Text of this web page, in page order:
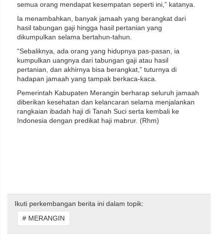
semua orang mendapat kesempatan seperti ini,” katanya.
Ia menambahkan, banyak jamaah yang berangkat dari
hasil tabungan gaji hingga hasil pertanian yang
dikumpulkan selama bertahun-tahun.
“Sebaliknya, ada orang yang hidupnya pas-pasan, ia
kumpulkan uangnya dari tabungan gaji atau hasil
pertanian, dan akhirnya bisa berangkat,” tuturnya di
hadapan jamaah yang tampak berkaca-kaca.
Pemerintah Kabupaten Merangin berharap seluruh jamaah
diberikan kesehatan dan kelancaran selama menjalankan
rangkaian ibadah haji di Tanah Suci serta kembali ke
Indonesia dengan predikat haji mabrur. (Rhm)
Ikuti perkembangan berita ini dalam topik:
# MERANGIN